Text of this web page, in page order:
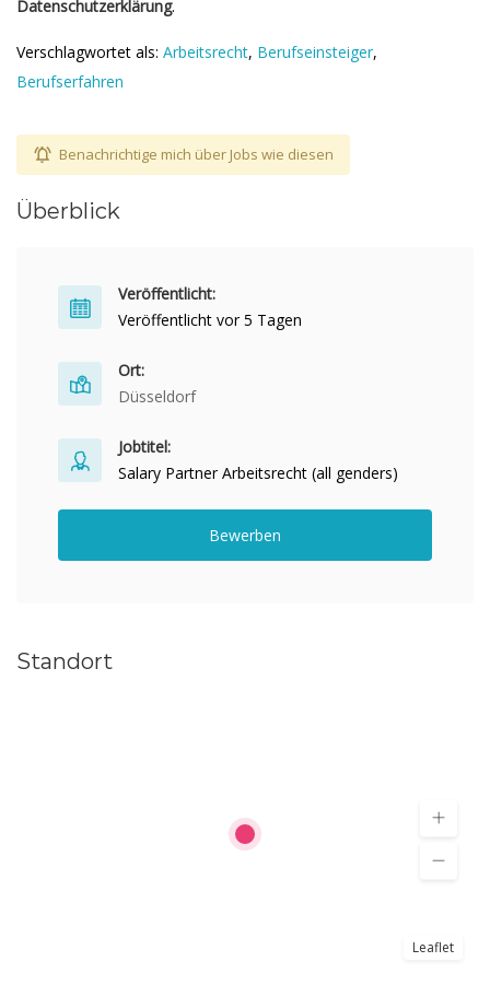
Datenschutzerklärung.
Verschlagwortet als: Arbeitsrecht, Berufseinsteiger,
Berufserfahren
Benachrichtige mich über Jobs wie diesen
Überblick
Veröffentlicht:
Veröffentlicht vor 5 Tagen
Ort:
Düsseldorf
Jobtitel:
Salary Partner Arbeitsrecht (all genders)
Bewerben
Standort
Leaflet